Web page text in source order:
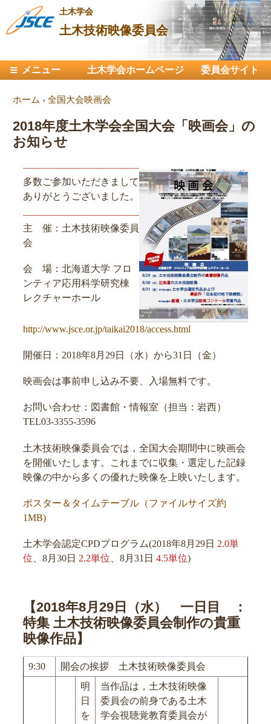
メ
イ
ン
ン
ン
に
土木学会
土木技術映像委員会
メニュー
メインメニュー土木学会ホームページ 委員会サイト
現在地
ホーム › 全国大会映画会
2018年度土木学会全国大会「映画会」の
お知らせ
多数ご参加いただきまして
ありがとうございました。
主 催：土木技術映像委員
会
会 場：北海道大学 フロ
ンティア応用科学研究棟
レクチャーホール
http://www.jsce.or.jp/taikai2018/access.html
開催日：2018年8月29日（水）から31日（金）
映画会は事前申し込み不要、入場無料です。
お問い合わせ：図書館・情報室（担当：岩西）
TEL03-3355-3596
土木技術映像委員会では，全国大会期間中に映画会
を開催いたします。これまでに収集・選定した記録
映像の中から多くの優れた映像を上映いたします。
ポスター＆タイムテーブル（ファイルサイズ約
1MB)
土木学会認定CPDプログラム(2018年8月29日 2.0単
位 、8月30日 2.2単位 、8月31日 4.5単位)
【2018年8月29日（水） 一日目 ：
特集 土木技術映像委員会制作の貴重
映像作品】
9:30 開会の挨拶 土木技術映像委員会
明
日
を
当作品は，土木技術映像
委員会の前身である土木
学会視聴覚教育委員会が